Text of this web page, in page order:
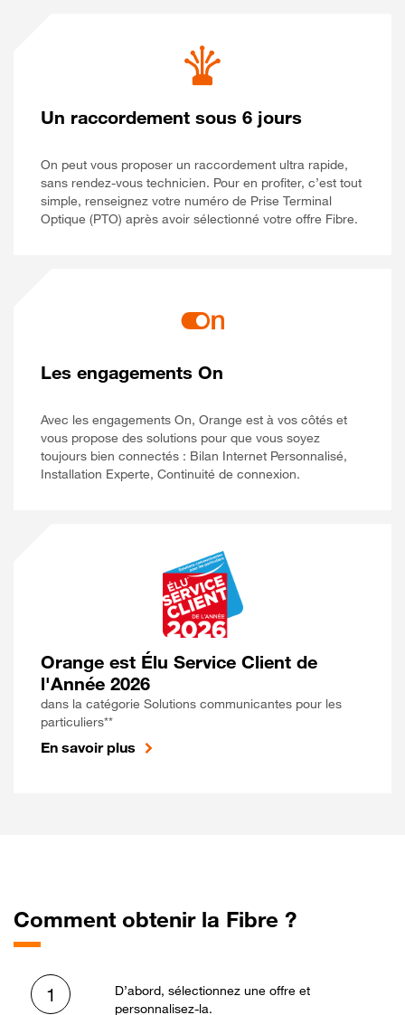
Un raccordement sous 6 jours
On peut vous proposer un raccordement ultra rapide,
sans rendez-vous technicien. Pour en profiter, c’est tout
simple, renseignez votre numéro de Prise Terminal
Optique (PTO) après avoir sélectionné votre offre Fibre.
Les engagements On
Avec les engagements On, Orange est à vos côtés et
vous propose des solutions pour que vous soyez
toujours bien connectés : Bilan Internet Personnalisé,
Installation Experte, Continuité de connexion.
Orange est Élu Service Client de
l'Année 2026
dans la catégorie Solutions communicantes pour les
particuliers**
En savoir plus
Comment obtenir la Fibre ?
1
D’abord, sélectionnez une offre et
personnalisez-la.